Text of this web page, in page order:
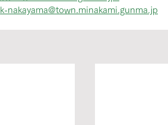
k-nakayama@town.minakami.gunma.jp